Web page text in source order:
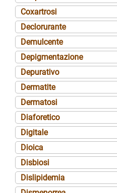
Coxartrosi
Declorurante
Demulcente
Depigmentazione
Depurativo
Dermatite
Dermatosi
Diaforetico
Digitale
Dioica
Disbiosi
Dislipidemia